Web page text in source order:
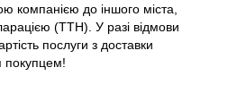
компанією до іншого міста,
(ТТН). У разі відмови
послуги з доставки
покупцем!